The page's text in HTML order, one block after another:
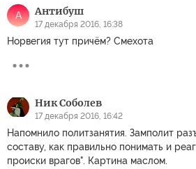
А Антибуш
17 декабря 2016, 16:38
Норвегия тут причём? Смехота
Ник Соболев
17 декабря 2016, 16:42
Напомнило политзанятия. Замполит
составу, как правильно понимать и
происки врагов". Картина маслом.